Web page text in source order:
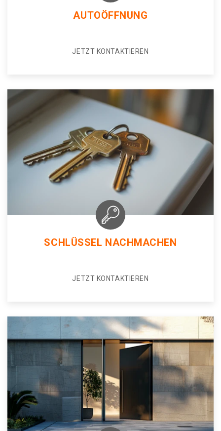
AUTOÖFFNUNG
JETZT KONTAKTIEREN
SCHLÜSSEL NACHMACHEN
JETZT KONTAKTIEREN